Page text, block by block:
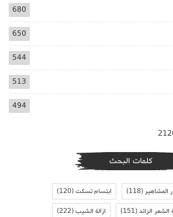
680
650
544
513
494
كلمات البحث
المشاهير(118) ابتسام تسكت(120)
الشعر الزائد(151) ازالة الشيب(222)